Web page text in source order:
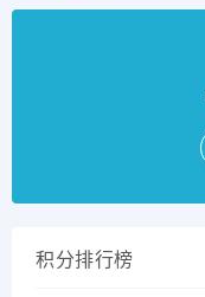
积分排行榜